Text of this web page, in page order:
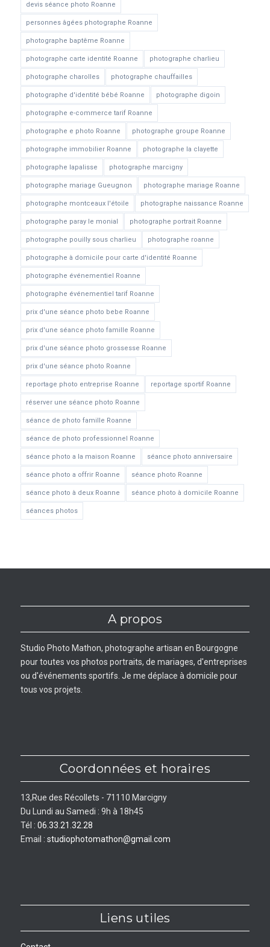
devis séance photo Roanne
personnes âgées photographe Roanne
photographe baptême Roanne
photographe carte identité Roanne photographe charlieu
photographe charolles photographe chauffailles
photographe d'identité bébé Roanne photographe digoin
photographe e-commerce tarif Roanne
photographe e photo Roanne photographe groupe Roanne
photographe immobilier Roanne photographe la clayette
photographe lapalisse photographe marcigny
photographe mariage Gueugnon photographe mariage Roanne
photographe montceaux l'étoile photographe naissance Roanne
photographe paray le monial photographe portrait Roanne
photographe pouilly sous charlieu photographe roanne
photographe à domicile pour carte d'identité Roanne
photographe événementiel Roanne
photographe événementiel tarif Roanne
prix d'une séance photo bebe Roanne
prix d'une séance photo famille Roanne
prix d'une séance photo grossesse Roanne
prix d'une séance photo Roanne
reportage photo entreprise Roanne reportage sportif Roanne
réserver une séance photo Roanne
séance de photo famille Roanne
séance de photo professionnel Roanne
séance photo a la maison Roanne séance photo anniversaire
séance photo a offrir Roanne séance photo Roanne
séance photo à deux Roanne séance photo à domicile Roanne
séances photos
A propos
Studio Photo Mathon, photographe artisan en Bourgogne
pour toutes vos photos portraits, de mariages, d'entreprises
ou d'événements sportifs. Je me déplace à domicile pour
tous vos projets.
Coordonnées et horaires
13,Rue des Récollets - 71110 Marcigny
Du Lundi au Samedi : 9h à 18h45
Tél : 06.33.21.32.28
Email : studiophotomathon@gmail.com
Liens utiles